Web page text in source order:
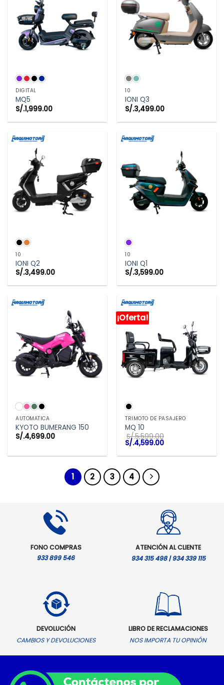
DIGITAL
MQ5
S/.1,999.00
10
IONI Q3
S/.3,499.00
10
IONI Q2
S/.3,499.00
10
IONI Q1
S/.3,599.00
AUTOMÁTICA
KYOTO BUMERANG 150
S/.4,699.00
¡Oferta!
TRIMOTO DE PASAJERO
MQ 10
S/.5,599.00
El
precio
original
S/.5,599.00.
S/.4,599.00El
actual
1 2 3 4
FONO COMPRAS
933 899 546
ATENCIÓN AL CLIENTE
934 315 498 | 934 339 115
DEVOLUCIÓN
CAMBIOS Y DEVOLUCIONES
LIBRO DE RECLAMACIONES
NOS IMPORTA TU OPINIÓN